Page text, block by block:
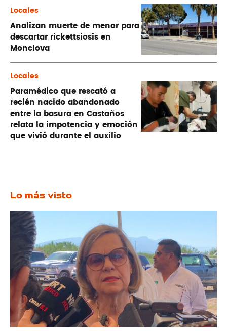
Locales
Analizan muerte de menor para
descartar rickettsiosis en
Monclova
Locales
Paramédico que rescató a
recién nacido abandonado
entre la basura en Castaños
relata la impotencia y emoción
que vivió durante el auxilio
Lo más visto